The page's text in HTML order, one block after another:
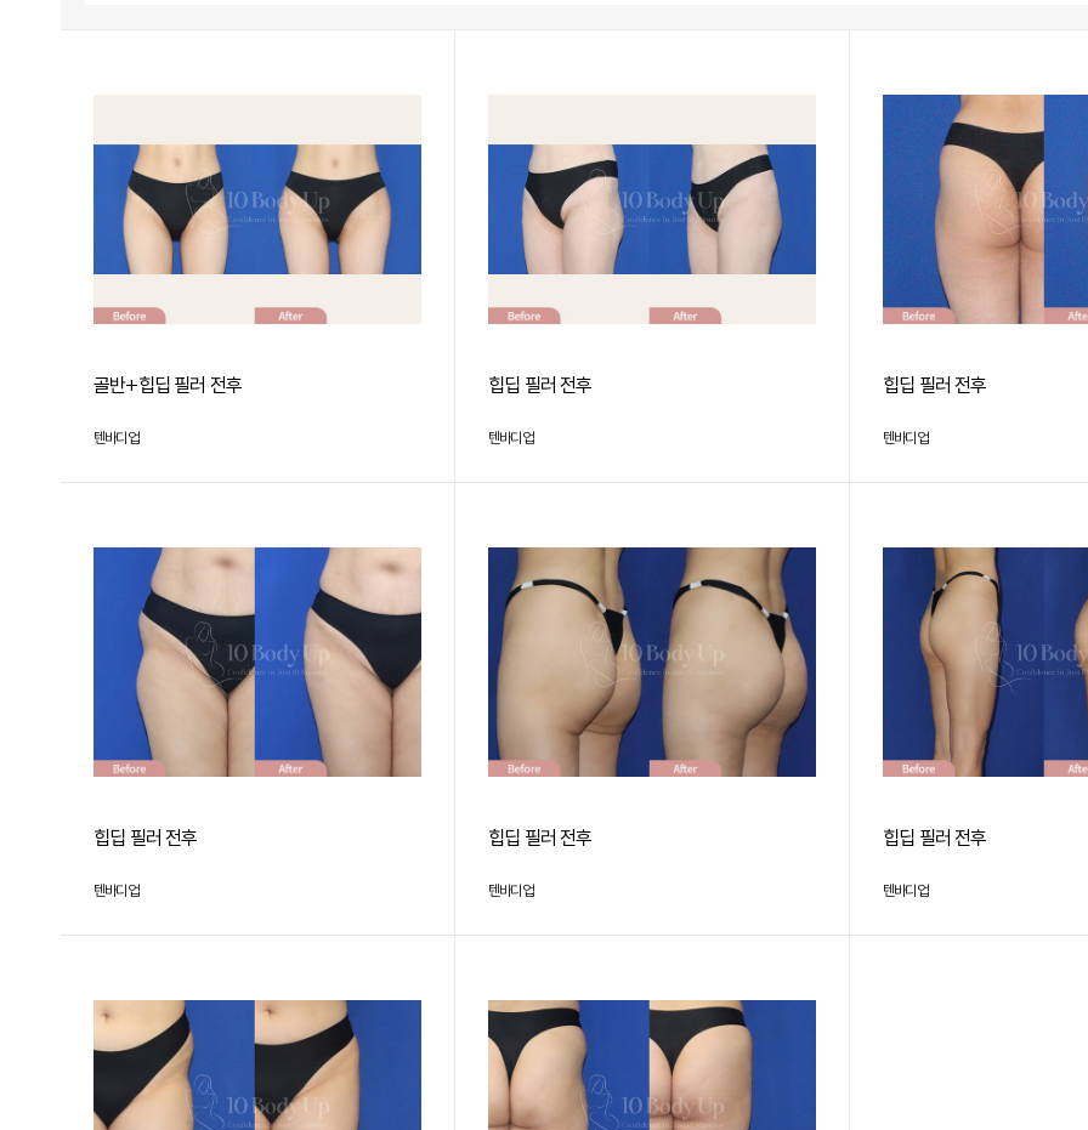
골반+힙딥 필러 전후
텐바디업
힙딥 필러 전후
텐바디업
힙딥 필러 전후
텐바디업
힙딥 필러 전후
텐바디업
힙딥 필러 전후
텐바디업
힙딥 필러 전후
텐바디업